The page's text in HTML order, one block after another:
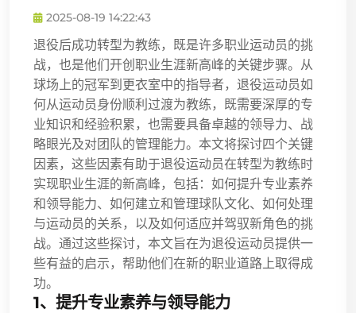
2025-08-19 14:22:43
退役后成功转型为教练，既是许多职业运动员的挑
战，也是他们开创职业生涯新高峰的关键步骤。从
球场上的冠军到更衣室中的指导者，退役运动员如
何从运动员身份顺利过渡为教练，既需要深厚的专
业知识和经验积累，也需要具备卓越的领导力、战
略眼光及对团队的管理能力。本文将探讨四个关键
因素，这些因素有助于退役运动员在转型为教练时
实现职业生涯的新高峰，包括：如何提升专业素养
和领导能力、如何建立和管理球队文化、如何处理
与运动员的关系，以及如何适应并驾驭新角色的挑
战。通过这些探讨，本文旨在为退役运动员提供一
些有益的启示，帮助他们在新的职业道路上取得成
功。
1、提升专业素养与领导能力